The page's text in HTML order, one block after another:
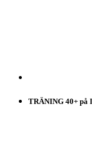
TRÄNING 40+ på